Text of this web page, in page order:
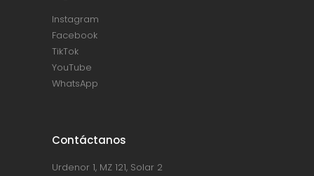
Instagram
Facebook
TikTok
YouTube
WhatsApp
Contáctanos
Urdenor 1, MZ 121, Solar 2